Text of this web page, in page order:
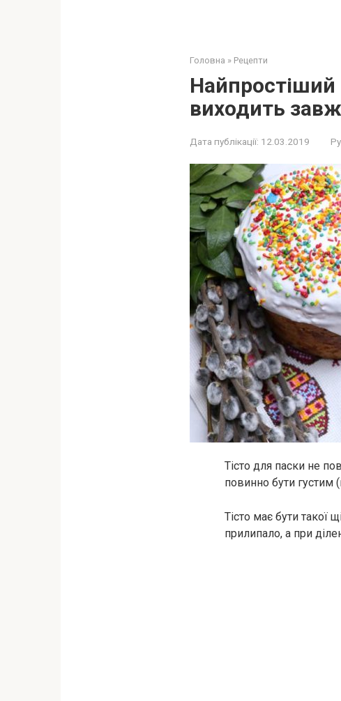
Головна » Рецепти
Найпростіший
виходить
Дата публікації: 12.03.2019
Тісто для паски не
повинно бути густим
Тісто має бути такої
прилипало, а при